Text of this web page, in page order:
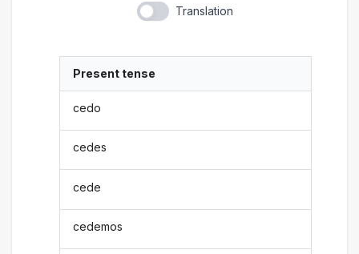
Translation
Present tense
cedo
cedes
cede
cedemos